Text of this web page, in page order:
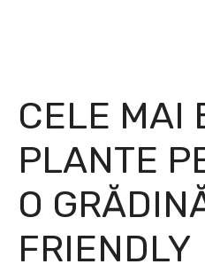
CELE MAI
PLANTE
O
FRIENDLY